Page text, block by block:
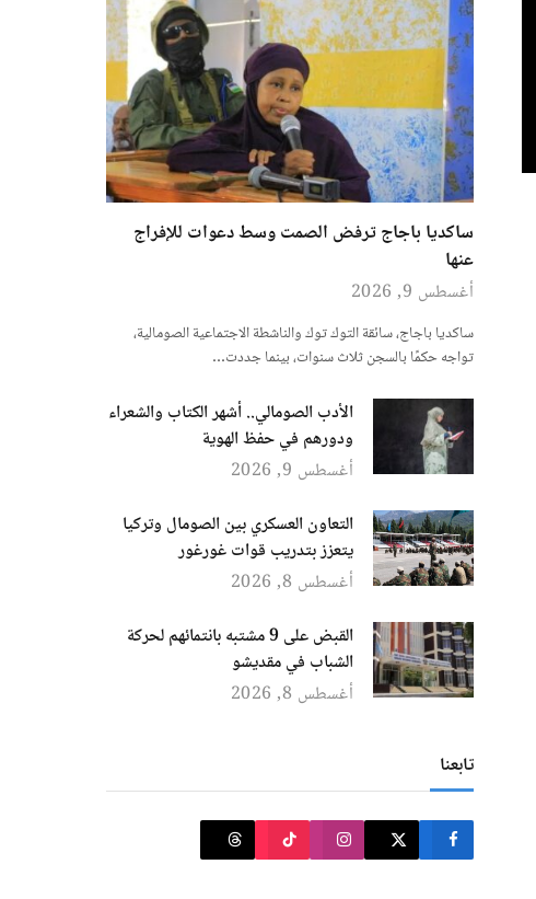
ساكديا باجاج ترفض الصمت وسط دعوات للإفراج
عنها
أغسطس 9, 2026
ساكديا باجاج، سائقة التوك توك والناشطة الاجتماعية الصومالية،
تواجه حكمًا بالسجن ثلاث سنوات، بينما جددت…
الأدب الصومالي.. أشهر الكتاب والشعراء
ودورهم في حفظ الهوية
أغسطس 9, 2026
التعاون العسكري بين الصومال وتركيا
يتعزز بتدريب قوات غورغور
أغسطس 8, 2026
القبض على 9 مشتبه بانتمائهم لحركة
الشباب في مقديشو
أغسطس 8, 2026
تابعنا